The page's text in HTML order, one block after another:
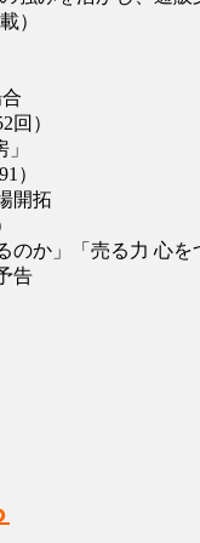
）
回）
）
開拓
のか」「売る力 心を
告